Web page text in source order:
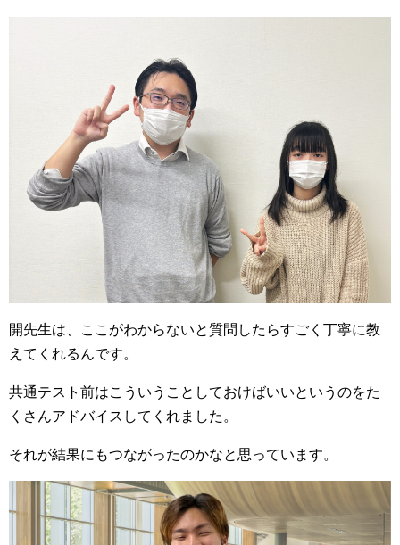
開先生は、ここがわからないと質問したらすごく丁寧に教
えてくれるんです。
共通テスト前はこういうことしておけばいいというのをた
くさんアドバイスしてくれました。
それが結果にもつながったのかなと思っています。